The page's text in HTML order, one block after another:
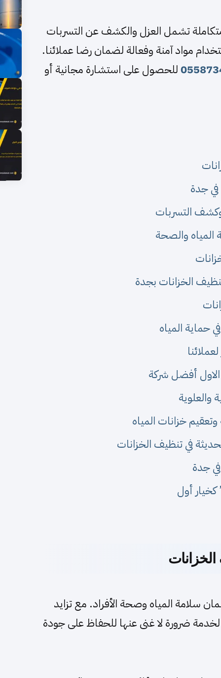
تشمل العزل والكشف عن التسربات
مواد آمنة وفعالة لضمان رضا عملائنا.
للحصول على استشارة مجانية أو
في جدة
التسربات
والصحة
تنظيف الخزانات بجدة
حماية المياه
أفضل شركة
والعلوية
خزانات المياه
في تنظيف الخزانات
جدة
أول
سلامة المياه وصحة الأفراد. مع تزايد
ضرورة لا غنى عنها للحفاظ على جودة